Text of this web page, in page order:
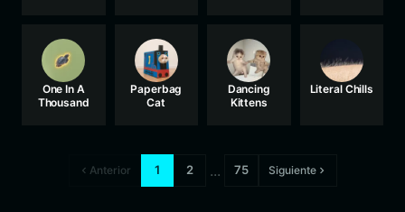
One In A
Thousand
Paperbag
Cat
Dancing
Kittens
Literal Chills
Anterior 1 2 ... 75 Siguiente